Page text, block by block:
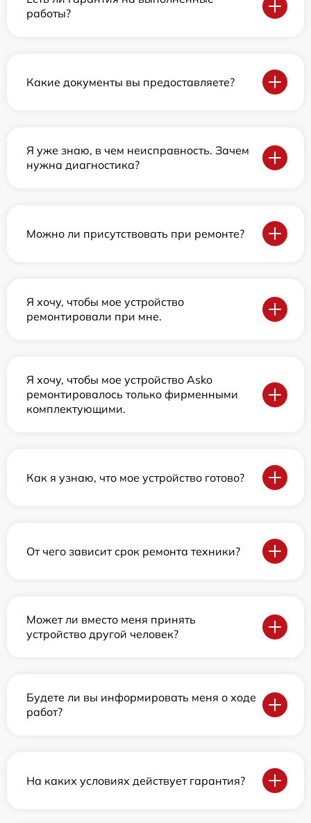
работы?
Какие документы вы предоставляете?
Я уже знаю, в чем неисправность. Зачем
нужна диагностика?
Можно ли присутствовать при ремонте?
Я хочу, чтобы мое устройство
ремонтировали при мне.
Я хочу, чтобы мое устройство Asko
ремонтировалось только фирменными
комплектующими.
Как я узнаю, что мое устройство готово?
От чего зависит срок ремонта техники?
Может ли вместо меня принять
устройство другой человек?
Будете ли вы информировать меня о ходе
работ?
На каких условиях действует гарантия?